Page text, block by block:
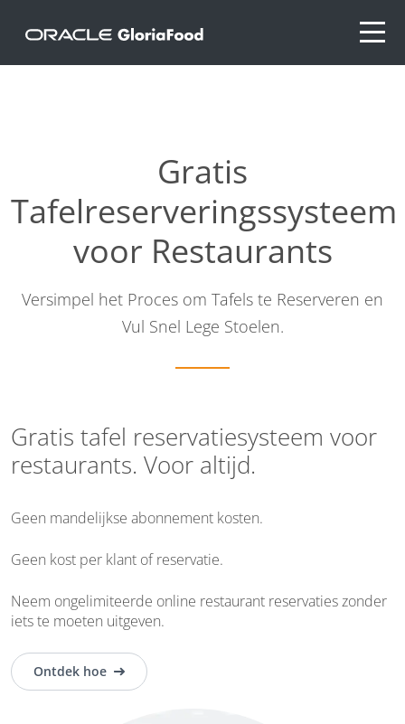
Gratis
Tafelreserveringssysteem
voor Restaurants
Versimpel het Proces om Tafels te Reserveren en
Vul Snel Lege Stoelen.
Gratis tafel reservatiesysteem voor
restaurants. Voor altijd.
Geen mandelijkse abonnement kosten.
Geen kost per klant of reservatie.
Neem ongelimiteerde online restaurant reservaties zonder
iets te moeten uitgeven.
Ontdek hoe